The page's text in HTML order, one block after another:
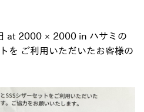
at 2000 × 2000 in ハサミの
を ご利用いただいたお客様の